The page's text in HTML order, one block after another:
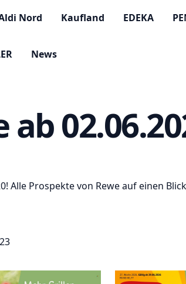
Nord Kaufland EDEKA
News
Alle Prospekte von Rewe auf einen